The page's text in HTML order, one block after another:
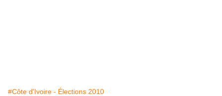
#Côte d'Ivoire - Élections 2010